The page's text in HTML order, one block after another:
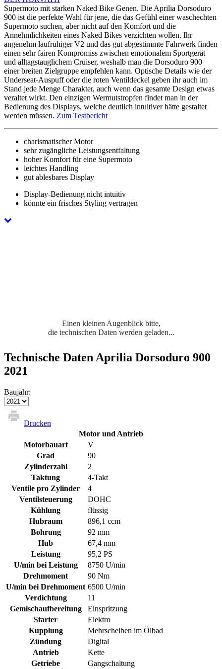
Supermoto mit starken Naked Bike Genen. Die Aprilia Dorsoduro
900 ist die perfekte Wahl für jene, die das Gefühl einer waschechten
Supermoto suchen, aber nicht auf den Komfort und die
Annehmlichkeiten eines Naked Bikes verzichten wollen. Ihr
angenehm laufruhiger V2 und das gut abgestimmte Fahrwerk finden
einen sehr fairen Kompromiss zwischen emotionalem Sportgerät
und alltagstauglichem Cruiser, weshalb man die Dorsoduro 900
einer breiten Zielgruppe empfehlen kann. Optische Details wie der
Underseat-Auspuff oder die roten Ventildeckel geben ihr auch im
Stand jede Menge Charakter, auch wenn das gesamte Design etwas
veraltet wirkt. Den einzigen Wermutstropfen findet man in der
Bedienung des Displays, welche deutlich intuitiver hätte gestaltet
werden müssen. Zum Testbericht
charismatischer Motor
sehr zugängliche Leistungsentfaltung
hoher Komfort für eine Supermoto
leichtes Handling
gut ablesbares Display
Display-Bedienung nicht intuitiv
könnte ein frisches Styling vertragen
Einen kleinen Augenblick bitte,
die technischen Daten werden geladen...
Technische Daten Aprilia Dorsoduro 900
2021
Baujahr:
Drucken
Motor und Antrieb
Motorbauart
V
Grad
90
Zylinderzahl
2
Taktung
4-Takt
Ventile pro Zylinder
4
Ventilsteuerung
DOHC
Kühlung
flüssig
Hubraum
896,1 ccm
Bohrung
92 mm
Hub
67,4 mm
Leistung
95,2 PS
U/min bei Leistung
8750 U/min
Drehmoment
90 Nm
U/min bei Drehmoment 6500 U/min
Verdichtung
11
Gemischaufbereitung
Einspritzung
Starter
Elektro
Kupplung
Mehrscheiben im Ölbad
Zündung
Digital
Antrieb
Kette
Getriebe
Gangschaltung